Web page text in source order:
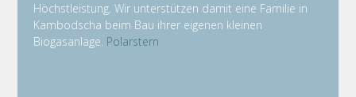
Höchstleistung. Wir unterstützen damit eine Familie in
Kambodscha beim Bau ihrer eigenen kleinen
Biogasanlage. Polarstern